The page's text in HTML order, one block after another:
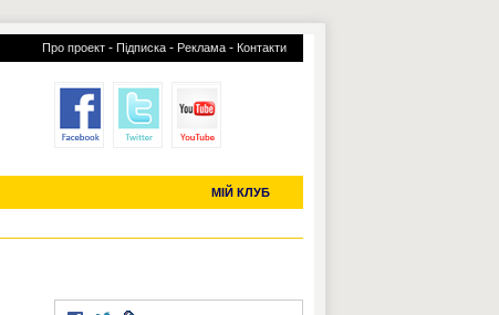
Про проект - Підписка - Реклама - Контакти
МІЙ КЛУБ
УСІ ТРАНСФЕРИ